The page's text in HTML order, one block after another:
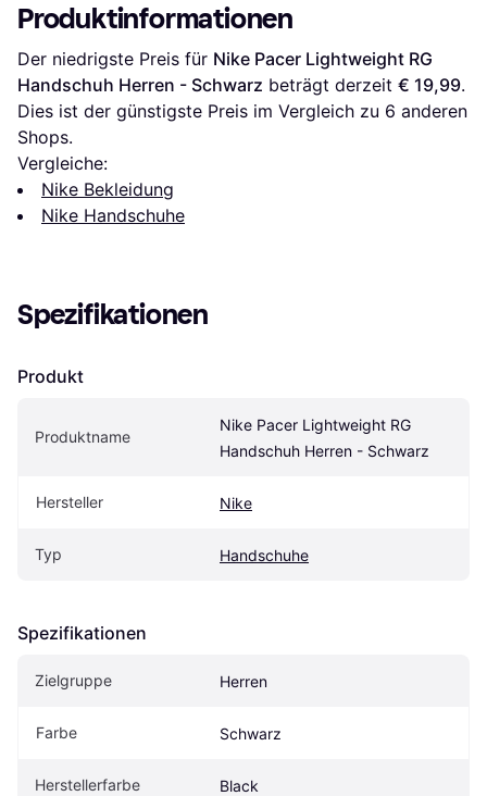
Produktinformationen
Der niedrigste Preis für Nike Pacer Lightweight RG
Handschuh Herren - Schwarz beträgt derzeit € 19,99.
Dies ist der günstigste Preis im Vergleich zu 6 anderen
Shops.
Vergleiche:
Nike Bekleidung
Nike Handschuhe
Spezifikationen
Produkt
Produktname
Nike Pacer Lightweight RG
Handschuh Herren - Schwarz
Hersteller Nike
Typ Handschuhe
Spezifikationen
Zielgruppe Herren
Farbe Schwarz
Herstellerfarbe Black